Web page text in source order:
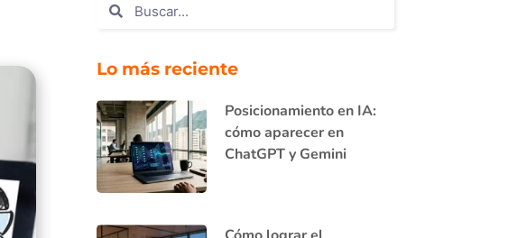
Lo más reciente
Posicionamiento en IA:
cómo aparecer en
ChatGPT y Gemini